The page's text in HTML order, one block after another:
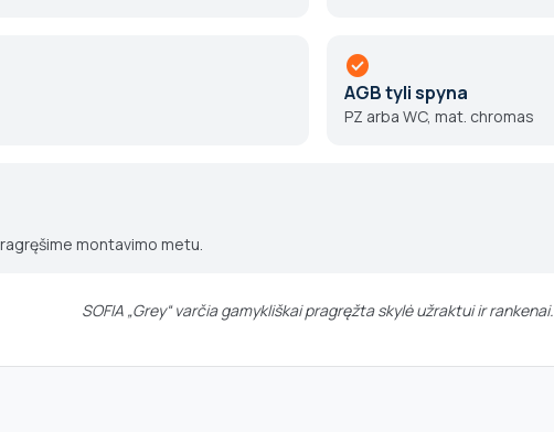
check_circle
AGB tyli spyna
PZ arba WC, mat. chromas
montavimo metu.
SOFIA „Grey“ varčia gamykliškai pragręžta skylė užraktui ir rankenai.